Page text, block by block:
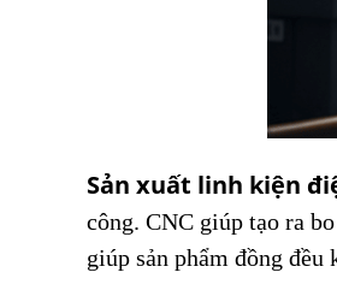
Sản xuất linh kiện
công. CNC giúp tạo ra
giúp sản phẩm đồng